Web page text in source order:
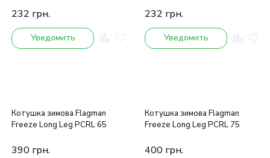
232 грн.
Уведомить
232 грн.
Уведомить
Котушка зимова Flagman
Freeze Long Leg PCRL 65
390 грн.
Котушка зимова Flagman
Freeze Long Leg PCRL 75
400 грн.